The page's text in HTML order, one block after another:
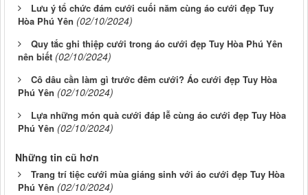
Lưu ý tổ chức đám cưới cuối năm cùng áo cưới đẹp Tuy
Hòa Phú Yên (02/10/2024)
Quy tắc ghi thiệp cưới trong áo cưới đẹp Tuy Hòa Phú Yên
nên biết (02/10/2024)
Cô dâu cần làm gì trước đêm cưới? Áo cưới đẹp Tuy Hòa
Phú Yên (02/10/2024)
Lựa những món quà cưới đáp lễ cùng áo cưới đẹp Tuy Hòa
Phú Yên (02/10/2024)
Những tin cũ hơn
Trang trí tiệc cưới mùa giáng sinh với áo cưới đẹp Tuy Hòa
Phú Yên (02/10/2024)